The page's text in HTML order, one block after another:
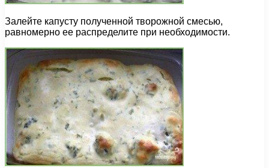
Залейте капусту полученной творожной смесью,
равномерно ее распределите при необходимости.